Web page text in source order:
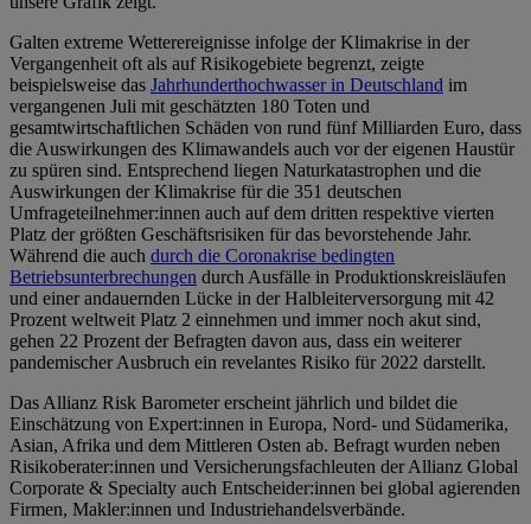
Galten extreme Wetterereignisse infolge der Klimakrise in der
Vergangenheit oft als auf Risikogebiete begrenzt, zeigte
beispielsweise das Jahrhunderthochwasser in Deutschland im
vergangenen Juli mit geschätzten 180 Toten und
gesamtwirtschaftlichen Schäden von rund fünf Milliarden Euro, dass
die Auswirkungen des Klimawandels auch vor der eigenen Haustür
zu spüren sind. Entsprechend liegen Naturkatastrophen und die
Auswirkungen der Klimakrise für die 351 deutschen
Umfrageteilnehmer:innen auch auf dem dritten respektive vierten
Platz der größten Geschäftsrisiken für das bevorstehende Jahr.
Während die auch durch die Coronakrise bedingten
Betriebsunterbrechungen durch Ausfälle in Produktionskreisläufen
und einer andauernden Lücke in der Halbleiterversorgung mit 42
Prozent weltweit Platz 2 einnehmen und immer noch akut sind,
gehen 22 Prozent der Befragten davon aus, dass ein weiterer
pandemischer Ausbruch ein revelantes Risiko für 2022 darstellt.
Das Allianz Risk Barometer erscheint jährlich und bildet die
Einschätzung von Expert:innen in Europa, Nord- und Südamerika,
Asian, Afrika und dem Mittleren Osten ab. Befragt wurden neben
Risikoberater:innen und Versicherungsfachleuten der Allianz Global
Corporate & Specialty auch Entscheider:innen bei global agierenden
Firmen, Makler:innen und Industriehandelsverbände.